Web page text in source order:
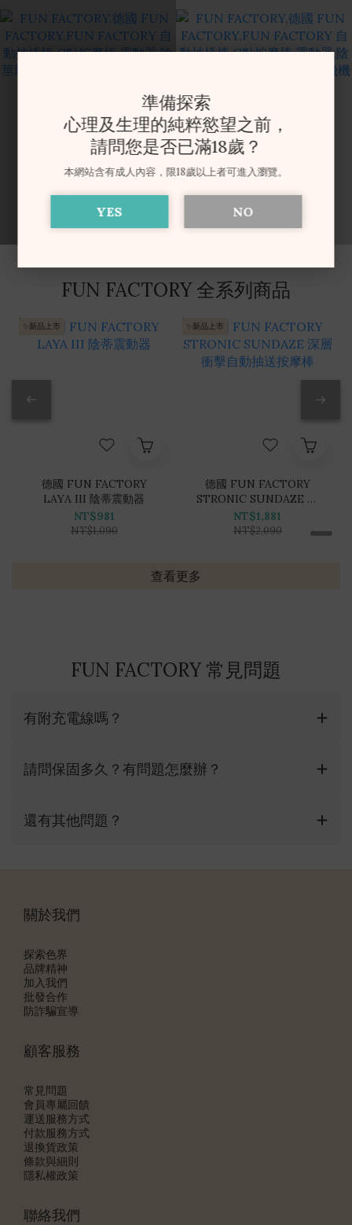
最 新 商 品 全 部 商 品
FUN FACTORY 全系列商品
✨新品上市
德國 FUN FACTORY
LAYA III 陰蒂震動器
NT$981
NT$1,090
✨新品上市
德國 FUN FACTORY
STRONIC SUNDAZE 深
層衝擊自動抽送按摩棒
NT$1,881
NT$2,090
查看更多
FUN FACTORY 常見問題
有附充電線嗎？
請問保固多久？有問題怎麼辦？
還有其他問題？
關於我們
探索色界
品牌精神
加入我們
批發合作
防詐騙宣導
顧客服務
常見問題
會員專屬回饋
運送服務方式
付款服務方式
退換貨政策
條款與細則
隱私權政策
聯絡我們
準備探索
心理及生理的純粹慾望之前，
請問您是否已滿18歲？
本網站含有成人內容，限18歲以上者可進入瀏覽。
YES NO